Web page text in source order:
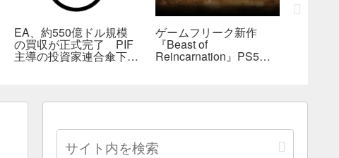
EA、約550億ドル規模
の買収が正式完了 PIF
主導の投資家連合傘下で
ゲームフリーク新作
『Beast of
Reincarnation』PS5版
満